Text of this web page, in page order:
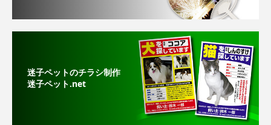
迷子ペットのチラシ制作
迷子ペット.net